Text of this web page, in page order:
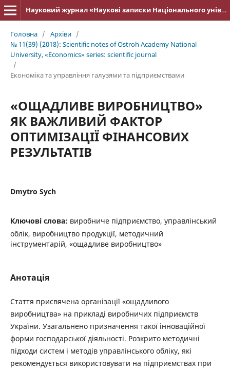
Науковий журнал «Наукові записки Національного університету «Острозька академія»: серія «Економіка»
Головна / Архіви /
№ 11(39) (2018): Scientific notes of Ostroh Academy National
University, «Economics» series: scientific journal
/
Економіка та управління галузями та підприємствами
«ОЩАДЛИВЕ ВИРОБНИЦТВО»
ЯК ВАЖЛИВИЙ ФАКТОР
ОПТИМІЗАЦІЇ ФІНАНСОВИХ
РЕЗУЛЬТАТІВ
Dmytro Sych
Ключові слова: виробниче підприємство, управлінський
облік, виробництво продукції, методичний
інструментарій, «ощадливе виробництво»
Анотація
Стаття присвячена організації «ощадливого
виробництва» на прикладі виробничих підприємств
України. Узагальнено призначення такої інноваційної
форми господарської діяльності. Розкрито методичні
підходи систем і методів управлінського обліку, які
рекомендується використовувати на підприємствах при